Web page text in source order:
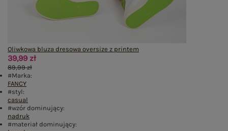
Oliwkowa bluza dresowa oversize z printem
39,99 zł
89,99 zł
#Marka:
FANCY
#styl:
casual
#wzór dominujący:
nadruk
#materiał dominujący: